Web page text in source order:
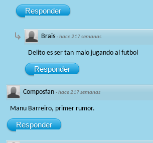
Responder
Brais ·hace 217 semanas
Delito es ser tan malo jugando al futbol
Responder
Composfan ·hace 217 semanas
Manu Barreiro, primer rumor.
Responder